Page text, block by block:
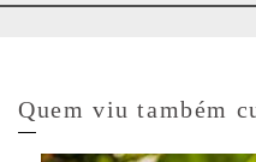
Quem viu também